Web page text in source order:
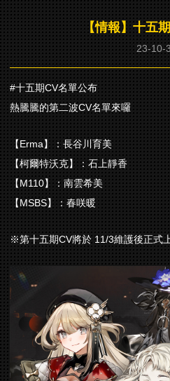
【情報】十五
23-10-
#十五期CV名單公布
熱騰騰的第二波CV名單來囉
【Erma】：長谷川育美
【柯爾特沃克】：石上靜香
【M110】：南雲希美
【MSBS】：春咲暖
※第十五期CV將於 11/3維護後正式